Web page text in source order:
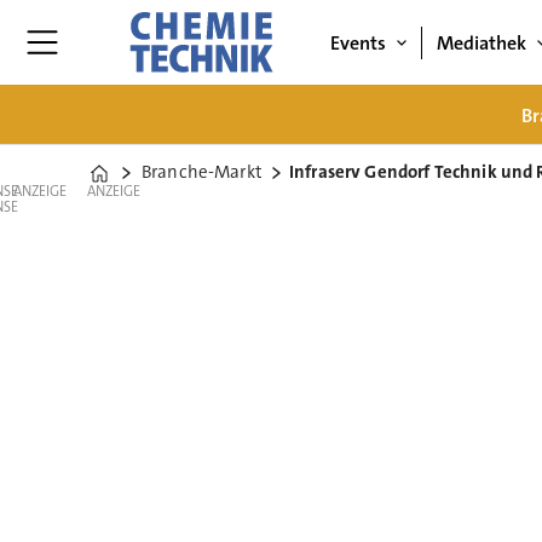
Events Mediathek
Home
Branche-Markt Infraserv Gendorf Technik
ANZEIGE ANZEIGE